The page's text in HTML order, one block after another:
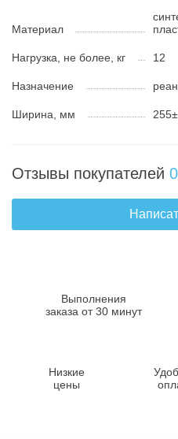
Материал
Нагрузка, не более, кг 12
Назначение
Ширина, мм
Отзывы покупателей 0
Выполнения
заказа от 30 минут
Низкие
цены